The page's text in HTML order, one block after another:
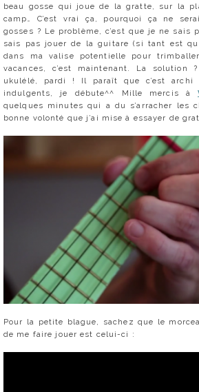
beau gosse qui joue de la gratte, sur la
camp… C’est vrai ça, pourquoi ça ne
gosses ? Le problème, c’est que je ne sais
sais pas jouer de la guitare (si tant est
dans ma valise potentielle pour
vacances, c’est maintenant. La solution
ukulélé, pardi ! Il paraît que c’est archi
indulgents, je débute^^ Mille mercis à
quelques minutes qui a du s’arracher les
bonne volonté que j’ai mise à essayer de
Pour la petite blague, sachez que le
de me faire jouer est celui-ci :